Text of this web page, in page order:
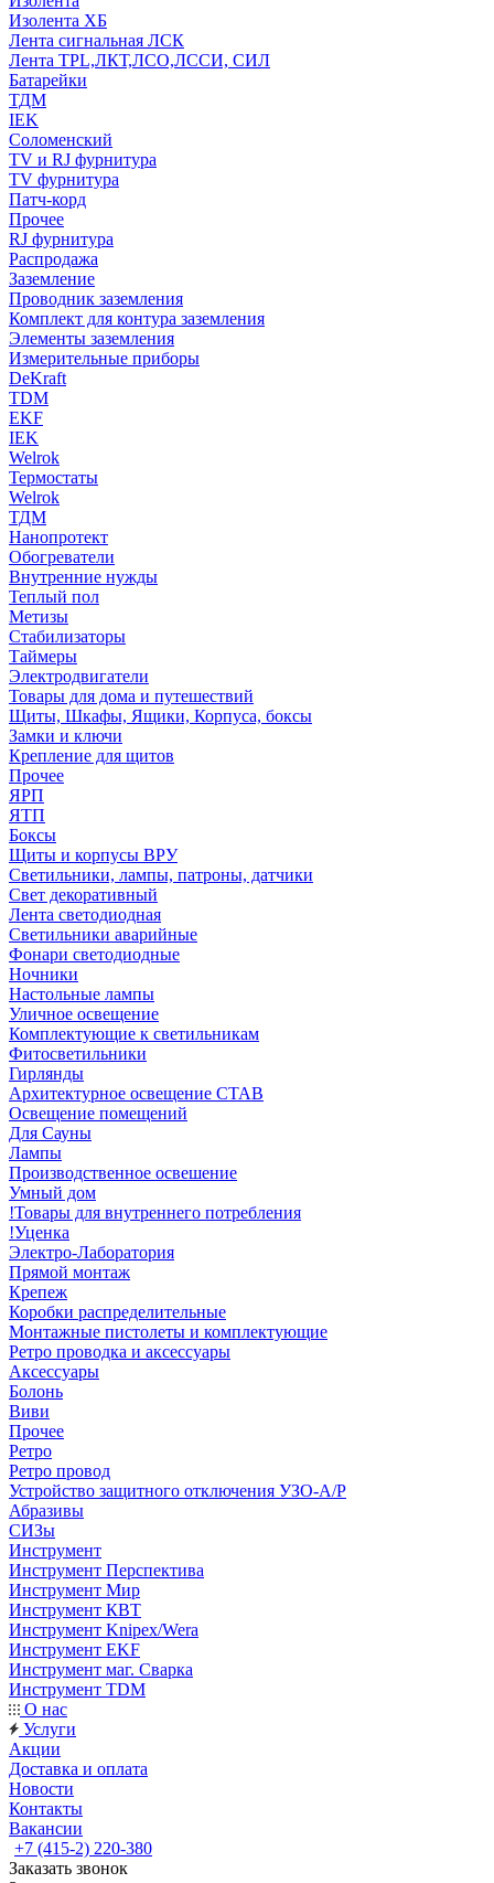
Изолента ХБ
Лента сигнальная ЛСК
Лента TPL,ЛКТ,ЛСО,ЛССИ, СИЛ
Батарейки
ТДМ
IEK
Соломенский
TV и RJ фурнитура
TV фурнитура
Патч-корд
Прочее
RJ фурнитура
Распродажа
Заземление
Проводник заземления
Комплект для контура заземления
Элементы заземления
Измерительные приборы
DeKraft
TDM
EKF
IEK
Welrok
Термостаты
Welrok
ТДМ
Нанопротект
Обогреватели
Внутренние нужды
Теплый пол
Метизы
Стабилизаторы
Таймеры
Электродвигатели
Товары для дома и путешествий
Щиты, Шкафы, Ящики, Корпуса, боксы
Замки и ключи
Крепление для щитов
Прочее
ЯРП
ЯТП
Боксы
Щиты и корпусы ВРУ
Светильники, лампы, патроны, датчики
Свет декоративный
Лента светодиодная
Светильники аварийные
Фонари светодиодные
Ночники
Настольные лампы
Уличное освещение
Комплектующие к светильникам
Фитосветильники
Гирлянды
Архитектурное освещение СТАВ
Освещение помещений
Для Сауны
Лампы
Производственное освешение
Умный дом
!Товары для внутреннего потребления
!Уценка
Электро-Лаборатория
Прямой монтаж
Крепеж
Коробки распределительные
Монтажные пистолеты и комплектующие
Ретро проводка и аксессуары
Аксессуары
Болонь
Виви
Прочее
Ретро
Ретро провод
Устройство защитного отключения УЗО-А/Р
Абразивы
СИЗы
Инструмент
Инструмент Перспектива
Инструмент Мир
Инструмент КВТ
Инструмент Knipex/Wera
Инструмент EKF
Инструмент маг. Сварка
Инструмент TDM
О нас
Услуги
Акции
Доставка и оплата
Новости
Контакты
Вакансии
+7 (415-2) 220-380
Заказать звонок